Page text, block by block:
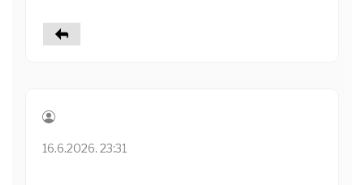
16.6.2026. 23:31